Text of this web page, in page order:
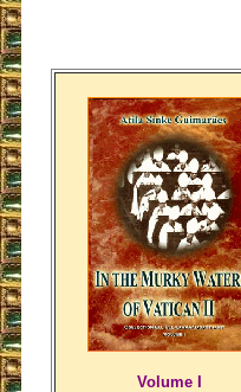
Volume I